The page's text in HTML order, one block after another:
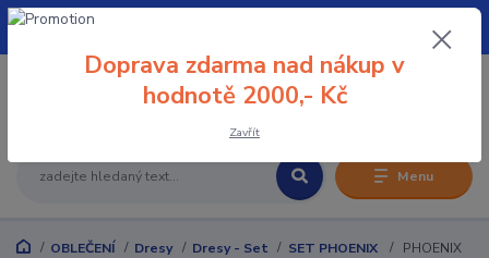
Menu
+420 608 032 114
OBLEČENÍ Dresy Dresy - Set SET PHOENIX
PHOENIX
Doprava zdarma nad nákup v
hodnotě 2000,- Kč
Zavřít